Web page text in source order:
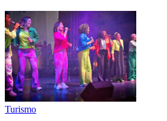
Turismo